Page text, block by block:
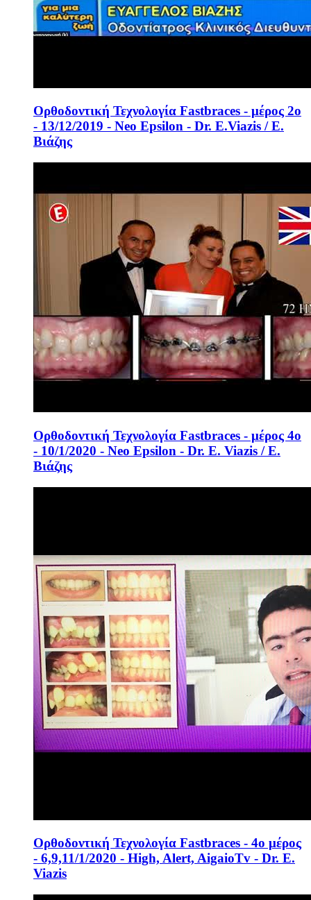
Ορθοδοντική Τεχνολογία Fastbraces - μέρος 2ο
- 13/12/2019 - Neo Epsilon - Dr. E.Viazis / Ε.
Βιάζης
Ορθοδοντική Τεχνολογία Fastbraces - μέρος 4ο
- 10/1/2020 - Neo Epsilon - Dr. E. Viazis / Ε.
Βιάζης
Ορθοδοντική Τεχνολογία Fastbraces - 4ο μέρος
- 6,9,11/1/2020 - High, Alert, AigaioTv - Dr. E.
Viazis